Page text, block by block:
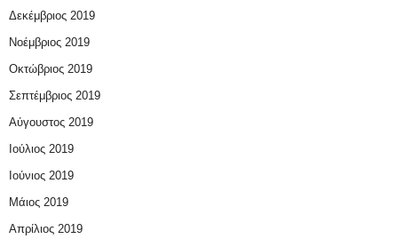
Δεκέμβριος 2019
Νοέμβριος 2019
Οκτώβριος 2019
Σεπτέμβριος 2019
Αύγουστος 2019
Ιούλιος 2019
Ιούνιος 2019
Μάιος 2019
Απρίλιος 2019